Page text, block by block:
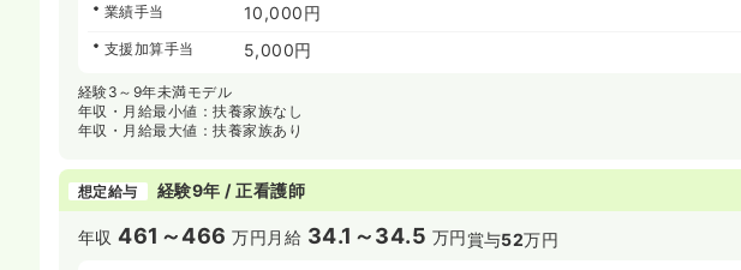
業績手当 10,000円
支援加算手当 5,000円
経験3～9年未満モデル
年収・月給最小値：扶養家族なし
年収・月給最大値：扶養家族あり
想定給与 経験9年 / 正看護師
年収461～466 万円 月給 34.1～34.5 万円賞与52万円